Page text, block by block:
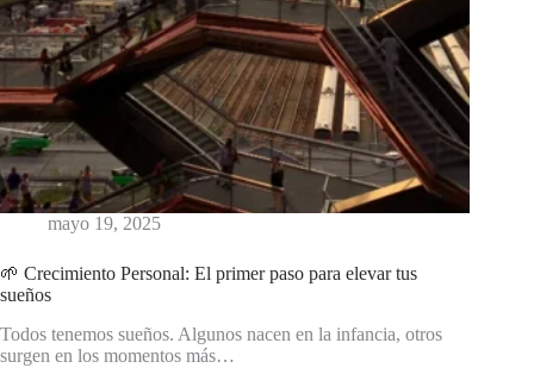
mayo 19, 2025
🌱 Crecimiento Personal: El primer paso para elevar tus
sueños
Todos tenemos sueños. Algunos nacen en la infancia, otros
surgen en los momentos más…